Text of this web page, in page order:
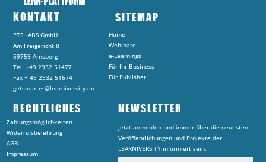
KONTAKT
PTS LABS GmbH
Am Freigericht 8
59759 Arnsberg
Tel. +49 2932 51477
Fax + 49 2932 51674
getsmarter@learniversity.eu
SITEMAP
Home
Webinare
e-Learnings
Für Ihr Business
Für Publisher
RECHTLICHES
Zahlungsmöglichkeiten
Widerrufsbelehrung
AGB
Impressum
NEWSLETTER
Jetzt anmelden und immer über die neuesten
Veröffentlichungen und Projekte der
LEARNIVERSITY informiert sein.